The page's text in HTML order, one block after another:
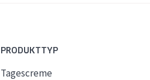
PRODUKTTYP
Tagescreme